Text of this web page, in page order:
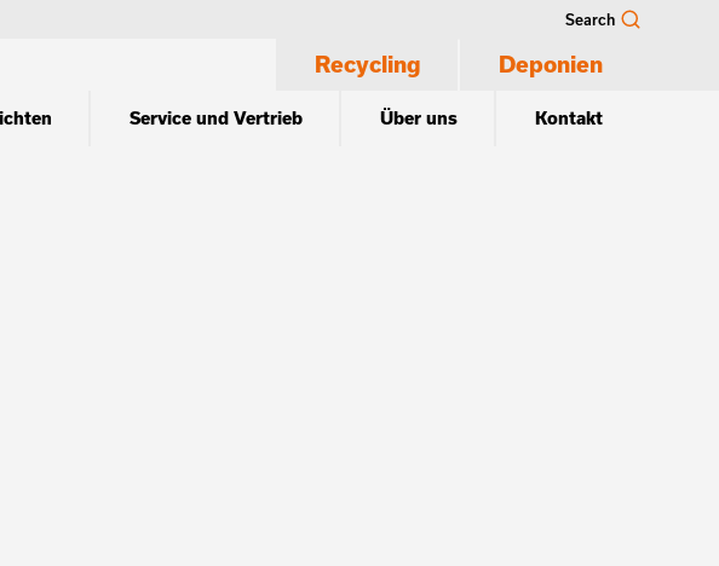
Search
Recycling Deponien
Service und Vertrieb Über uns Kontakt